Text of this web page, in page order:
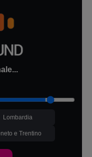
Lombardia
e Trentino